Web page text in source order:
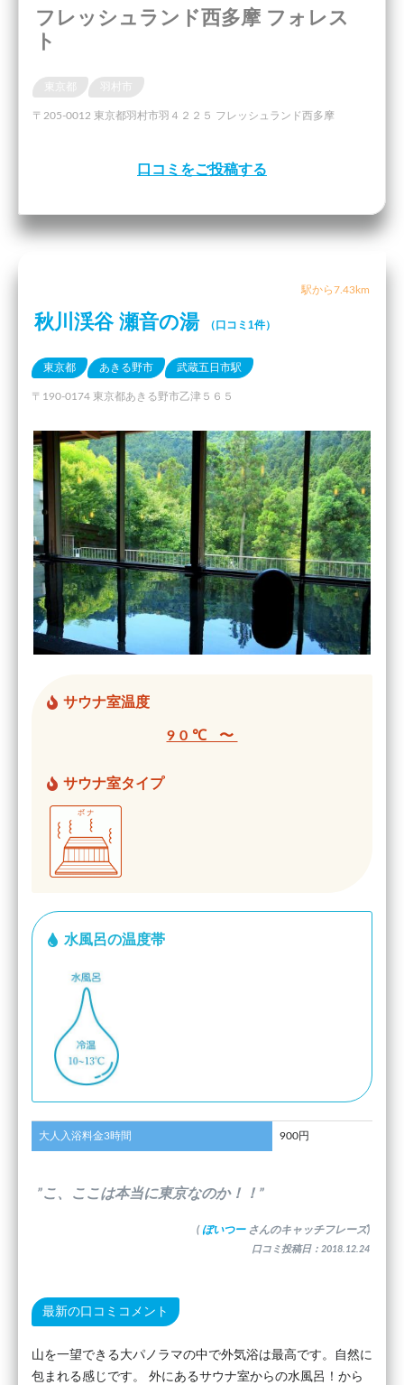
フレッシュランド西多摩 フォレス
ト
東京都
〒205-0012 東京都羽村市羽４２２５ フレッシュランド西多摩
口コミをご投稿する
駅から7.43km
秋川渓谷 瀬音の湯 （口コミ1件）
東京都 あきる野市 武蔵五日市駅
〒190-0174 東京都あきる野市乙津５６５
サウナ室温度
90℃ 〜
サウナ室タイプ
水風呂の温度帯
大人入浴料金3時間 900円
”こ、ここは本当に東京なのか！！”
( ぼいつー さんのキャッチフレーズ)
口コミ投稿日：2018.12.24
最新の口コミコメント
山を一望できる大パノラマの中で外気浴は最高です。自然に
包まれる感じです。 外にあるサウナ室からの水風呂！から